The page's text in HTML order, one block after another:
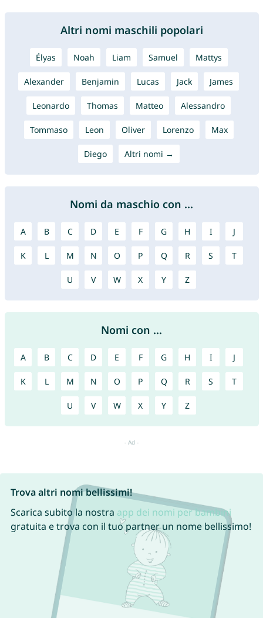
Altri nomi maschili popolari
Élyas Noah Liam Samuel Mattys
Alexander Benjamin Lucas Jack James
Leonardo Thomas Matteo Alessandro
Tommaso Leon Oliver Lorenzo Max
Diego Altri nomi →
Nomi da maschio con ...
A B C D E F G H I J
K L M N O P Q R S T
U V W X Y Z
Nomi con ...
A B C D E F G H I J
K L M N O P Q R S T
U V W X Y Z
Trova altri nomi bellissimi!
Scarica subito la nostra app dei nomi per bambini
gratuita e trova con il tuo partner un nome bellissimo!